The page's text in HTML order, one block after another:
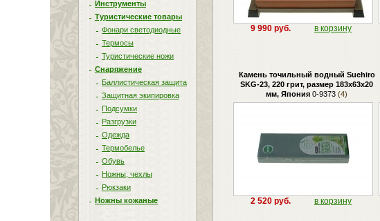
Инструменты
Туристические товары
Фонари светодиодные
Термосы
Туристические ножи
Снаряжение
Баллистическая защита
Защитная экипировка
Подсумки
Разгрузки
Одежда
Термобелье
Обувь
Ножны, чехлы
Рюкзаки
Ножны кожаные
9 990 руб. в корзину
Камень точильный водный Suehiro
SKG-23, 220 грит, размер 183х63х20
мм, Япония 0-9373 (4)
2 520 руб. в корзину